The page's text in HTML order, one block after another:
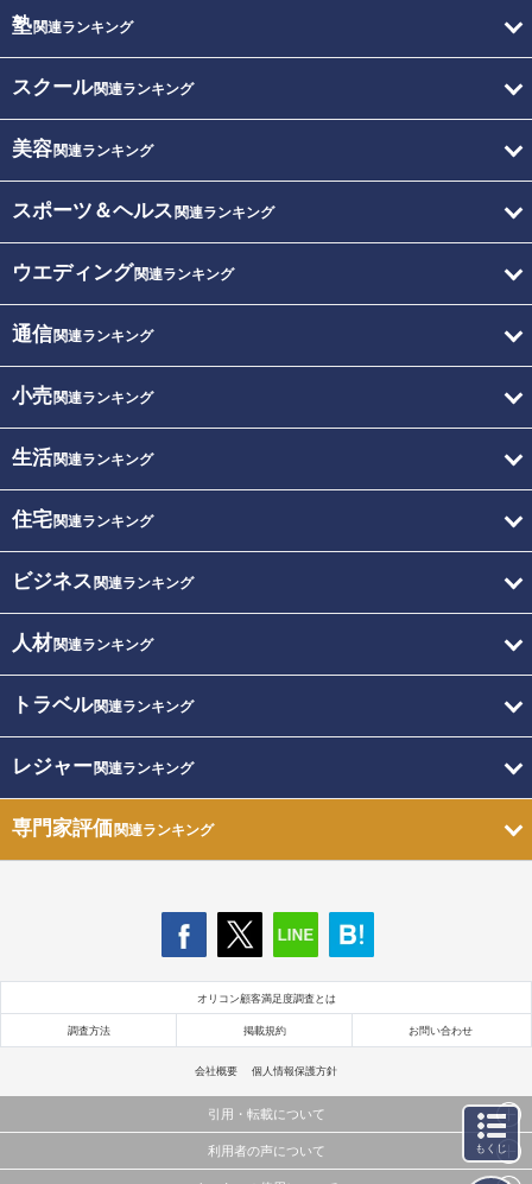
塾関連ランキング
スクール関連ランキング
美容関連ランキング
スポーツ＆ヘルス 関連ランキング
ウエディング関連ランキング
通信関連ランキング
小売関連ランキング
生活関連ランキング
住宅関連ランキング
ビジネス 関連ランキング
人材関連ランキング
トラベル関連ランキング
レジャー関連ランキング
専門家評価関連ランキング
オリコン顧客満足度調査とは
調査方法 掲載規約 お問い合わせ
会社概要 個人情報保護方針
引用・転載について
当サイトで公開されている情報（文字、写真、イラスト、画像データ等）及びこれらの配置・
利用者の声について もくじ